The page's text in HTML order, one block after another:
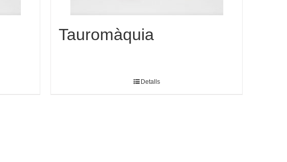
Tauromàquia
Detalls